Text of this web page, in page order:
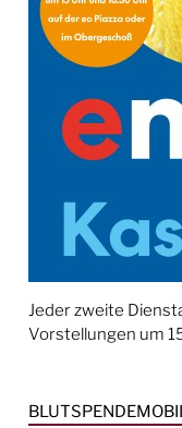
Jeder zweite
Vorstellungen um